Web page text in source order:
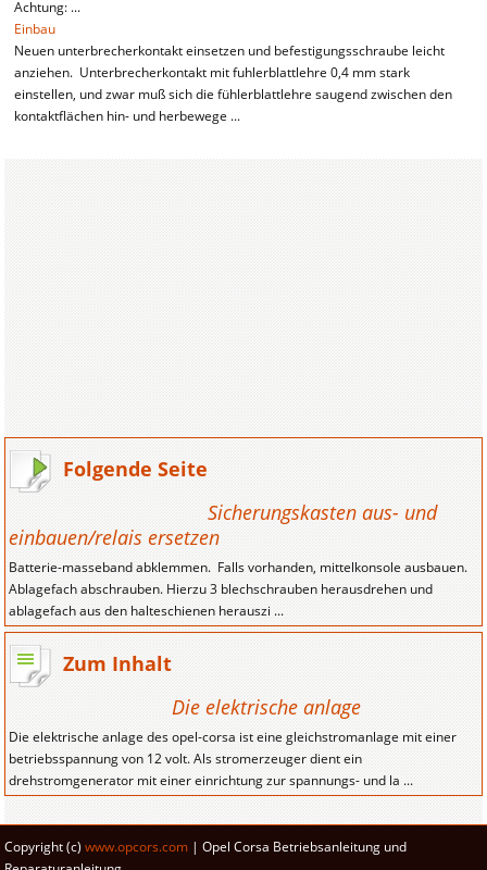
Achtung: ...
Einbau
Neuen unterbrecherkontakt einsetzen und befestigungsschraube leicht
anziehen. Unterbrecherkontakt mit fuhlerblattlehre 0,4 mm stark
einstellen, und zwar muß sich die fühlerblattlehre saugend zwischen den
kontaktflächen hin- und herbewege ...
Folgende Seite
Sicherungskasten aus- und
einbauen/relais ersetzen
Batterie-masseband abklemmen. Falls vorhanden, mittelkonsole ausbauen.
Ablagefach abschrauben. Hierzu 3 blechschrauben herausdrehen und
ablagefach aus den halteschienen herauszi ...
Zum Inhalt
Die elektrische anlage
Die elektrische anlage des opel-corsa ist eine gleichstromanlage mit einer
betriebsspannung von 12 volt. Als stromerzeuger dient ein
drehstromgenerator mit einer einrichtung zur spannungs- und la ...
Copyright (c)www.opcors.com | Opel Corsa Betriebsanleitung und